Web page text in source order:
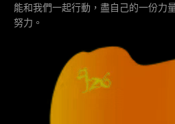
能和我們一起行動，盡自己的一份力
努力。